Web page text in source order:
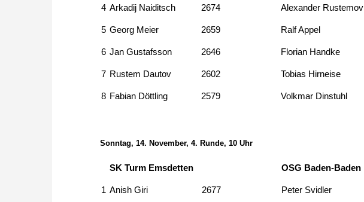
4 Arkadij Naiditsch 2674 Alexander Rustemov
5 Georg Meier 2659 Ralf Appel
6 Jan Gustafsson 2646 Florian Handke
7 Rustem Dautov 2602 Tobias Hirneise
8 Fabian Döttling 2579 Volkmar Dinstuhl
Sonntag, 14. November, 4. Runde, 10 Uhr
SK Turm Emsdetten OSG Baden-Baden
1 Anish Giri 2677 Peter Svidler